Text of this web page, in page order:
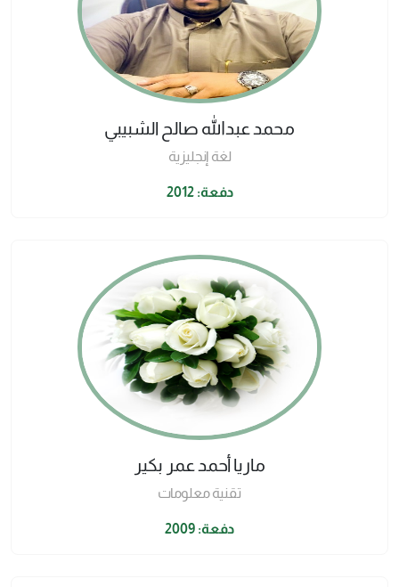
محمد عبدالله صالح الشبيبي
لغة إنجليزية
دفعة: 2012
ماريا أحمد عمر بكير
تقنية معلومات
دفعة: 2009